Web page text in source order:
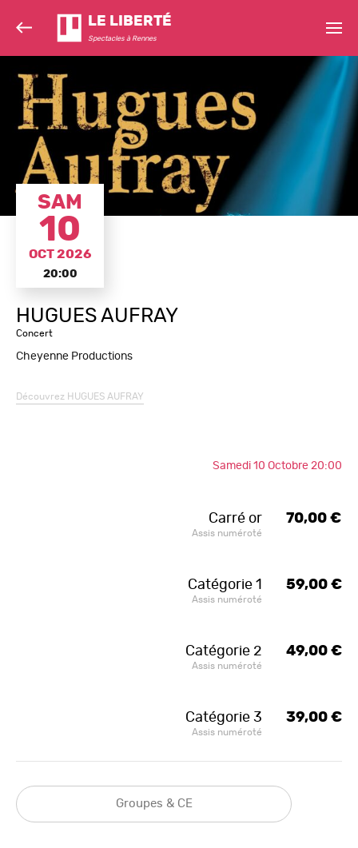
SAM
10
OCT 2026
20:00
HUGUES AUFRAY
Concert
Cheyenne Productions
Découvrez HUGUES AUFRAY
Samedi 10 Octobre 20:00
Carré or
Assis numéroté
70,00 €
Catégorie 1
Assis numéroté
59,00 €
Catégorie 2
Assis numéroté
49,00 €
Catégorie 3
Assis numéroté
39,00 €
Groupes & CE
LE LIBERTÉ
Spectacles à Rennes